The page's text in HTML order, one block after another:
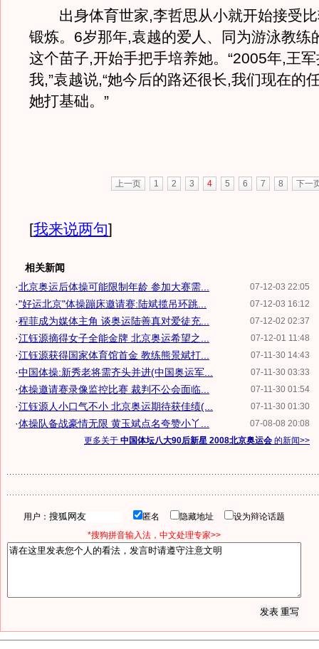
出身体育世家,李哲思从小就开始接受比
锻炼。6岁那年,袁越的爱人、同为游泳教练
这个苗子,开始手把手培养她。“2005年,王
我,”袁越说,“她今后的路还很长,我们现在的
她打基础。”
上一页 1 2 3 4 5 6 7 8 下一
[我来说两句]
相关新闻
07-12-03 22:05
·北京奥运后体操可能限制年龄 参加大赛需...
07-12-03 16:12
·"好运北京"体操蹦床邀请赛:陆斌揽吊环跳...
07-12-02 02:37
·程菲成为媒体主角 谈奥运陆善真对爱徒充...
07-12-01 11:48
·江钰源摘得女子全能金牌 北京奥运希望之...
07-11-30 14:43
·江钰源获得国家体育馆首金 教练熊景斌打...
07-11-30 03:33
·中国体操:新秀老将需齐头并进(中国奥运军...
07-11-30 01:54
·体操邀请赛录像监控比赛 裁判不公会面临...
07-11-30 01:30
·江钰源人小口气不小 北京奥运期待获佳绩(...
07-08-08 20:08
·体操队备战豪情无限 黄玉斌点名夸赞小丫...
更多关于 中国体坛八大90后新星 2008北京奥运会 的新闻>>
用户： 匿名 隐藏地址
设为辩论话题
*搜狗拼音输入法，中文处理专家>>